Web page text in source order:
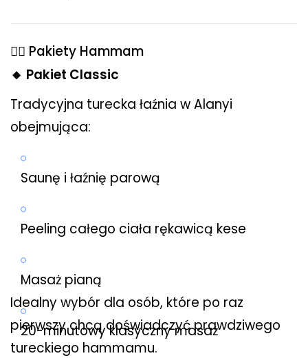
💆‍♀️ Pakiety Hammam
🔸 Pakiet Classic
Tradycyjna turecka łaźnia w Alanyi
obejmująca:
Saunę i łaźnię parową
Peeling całego ciała rękawicą kese
Masaż pianą
20-minutowy klasyczny masaż
Idealny wybór dla osób, które po raz
pierwszy chcą doświadczyć prawdziwego
tureckiego hammamu.